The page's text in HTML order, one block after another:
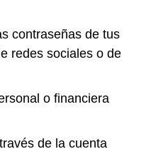
contraseñas de tus
redes sociales o de
o financiera
de la cuenta